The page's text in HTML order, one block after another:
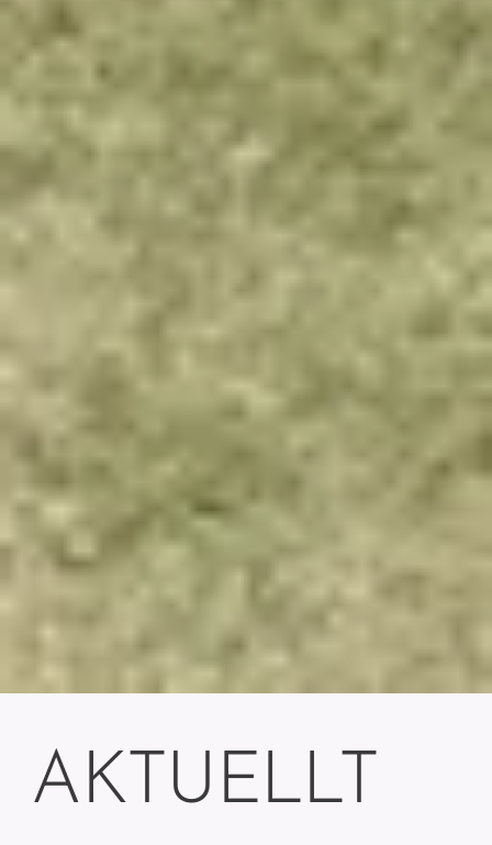
AKTUELLT